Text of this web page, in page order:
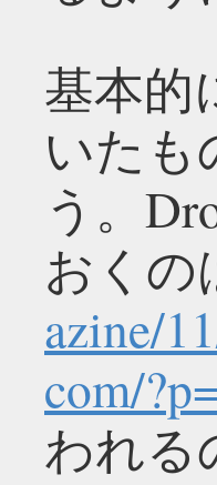
基本的
いたも
う。
おく
azine/
com/
われる